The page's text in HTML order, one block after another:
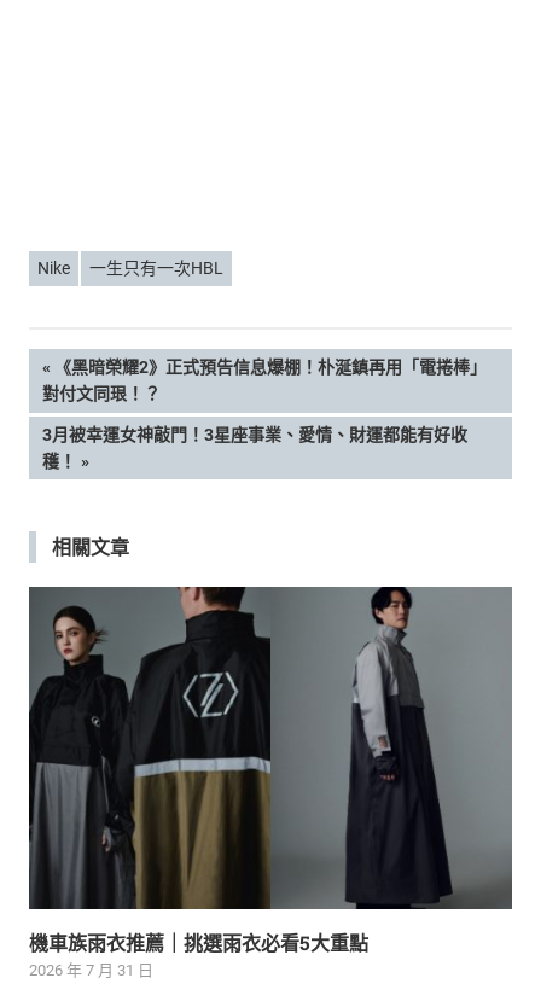
Nike 一生只有一次HBL
文
章
導
覽
PREVIOUS
POST:
《黑暗榮耀2》正式預告信息爆棚！朴涎鎮再用「電捲棒」
對付文同珢！？
NEXT
POST:
3月被幸運女神敲門！3星座事業、愛情、財運都能有好收
穫！
相關文章
機車族雨衣推薦｜挑選雨衣必看5大重點
2026 年 7 月 31 日